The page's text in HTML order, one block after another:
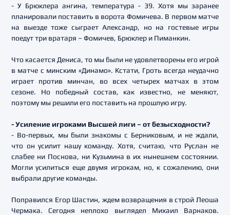
- У Брюклера ангина, температура - 39. Хотя мы заранее
планировали поставить в ворота Фомичева. В первом матче
на выезде тоже сыграет Александр, но на гостевые игры
поедут три вратаря – Фомичев, Брюклер и Пиманкин.
Что касается Дениса, то мы были не удовлетворены его игрой
в матче с минским «Динамо». Кстати, Гроть всегда неудачно
играет против минчан, во всех четырех матчах в этом
сезоне. Но победный состав, как известно, не меняют,
поэтому мы решили его поставить на прошлую игру.
- Усиление игроками Высшей лиги – от безысходности?
- Во-первых, мы были знакомы с Берниковым, и не ждали,
что он усилит нашу команду. Хотя, считаю, что Руслан не
слабее ни Поснова, ни Кузьмина в их нынешнем состоянии.
Могли усилиться еще двумя игрокам, но, к сожалению, они
выбрали другие команды.
Поправился Егор Шастин, ждем возвращения в строй Леоша
Чермака. Сегодня неплохо выглядел Михаил Варнаков.